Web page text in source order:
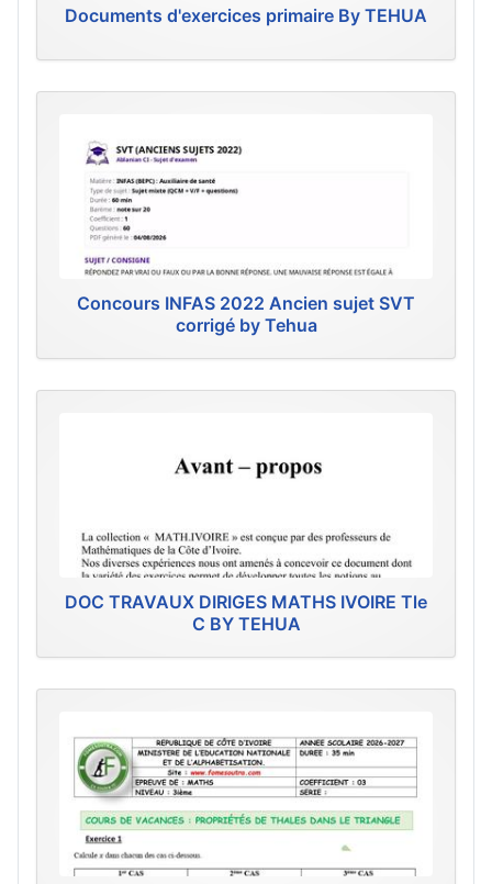
Documents d'exercices primaire By TEHUA
Concours INFAS 2022 Ancien sujet SVT
corrigé by Tehua
DOC TRAVAUX DIRIGES MATHS IVOIRE Tle
C BY TEHUA